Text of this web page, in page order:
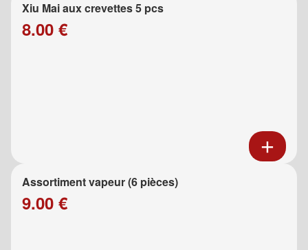
Xiu Mai aux crevettes 5 pcs
8.00 €
Assortiment vapeur (6 pièces)
9.00 €